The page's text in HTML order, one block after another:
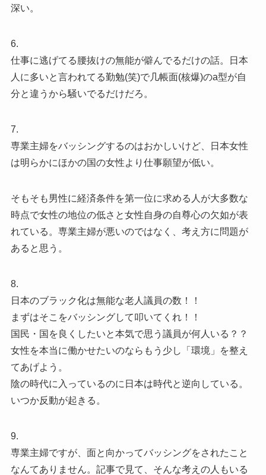
深い。
6.
仕事に逃げてる腰抜けの無能が僻んでるだけの話。日本
人に多いと言われてる勤勉(笑)で几帳面(核爆)のa型が自
分と違うから騒いでるだけだろ。
7.
専業主婦をバッシングするのはおかしいけど、日本女性
は明らかにほかの国の女性より仕事願望が低い。
そもそも男性に経済条件を第一位に求める人が大多数な
時点で女性の地位の低さと女性自身の自尊心の欠如が表
れている。専業主婦が悪いのではなく、考え方に問題が
あると思う。
8.
日本のブラック化は無能な老人議員の数！！
まずはそこをバッシングして叩いてくれ！！
国民・国を良くしたいと本気で思う議員が何人いる？？
女性を本当に働かせたいのならもう少し「環境」を整え
てあげよう。
陰の時代に入っているのに日本は時代と逆向している。
いつか反動が起きる。
9.
専業主婦ですが、面と向かってバッシングをされたこと
なんてありません。記事で見て、そんな考えの人もいる